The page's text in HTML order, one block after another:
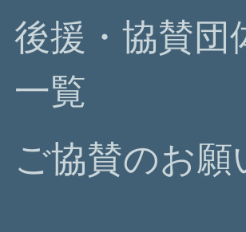
後援・協賛団
一覧
ご協賛のお願